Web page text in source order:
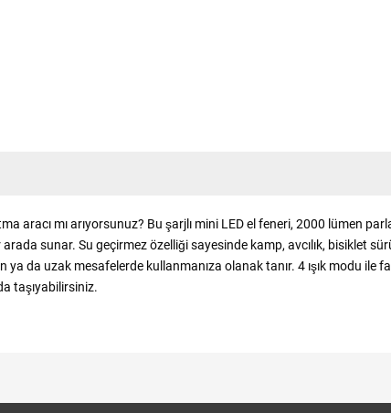
mı arıyorsunuz? Bu şarjlı mini LED el feneri, 2000 lümen
arada sunar. Su geçirmez özelliği sayesinde kamp, avcılık, bisiklet
ya da uzak mesafelerde kullanmanıza olanak tanır. 4 ışık modu ile
taşıyabilirsiniz.